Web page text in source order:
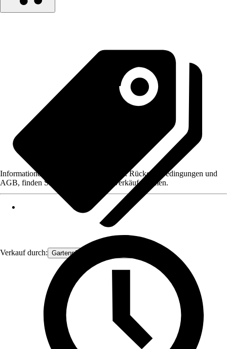
Verkauf durch: Gartenpflanzen Ammerland
Informationen des Verkäufers, wie z. B. Rückgabebedingungen und
AGB, finden Sie bei Klick auf den Verkäufernamen.